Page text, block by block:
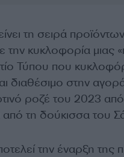
τη σειρά
την κυκλοφορία μιας
Τύπου που
διαθέσιμο στην
ροζέ του 2023
από τη δούκισσα του
την έναρξη της